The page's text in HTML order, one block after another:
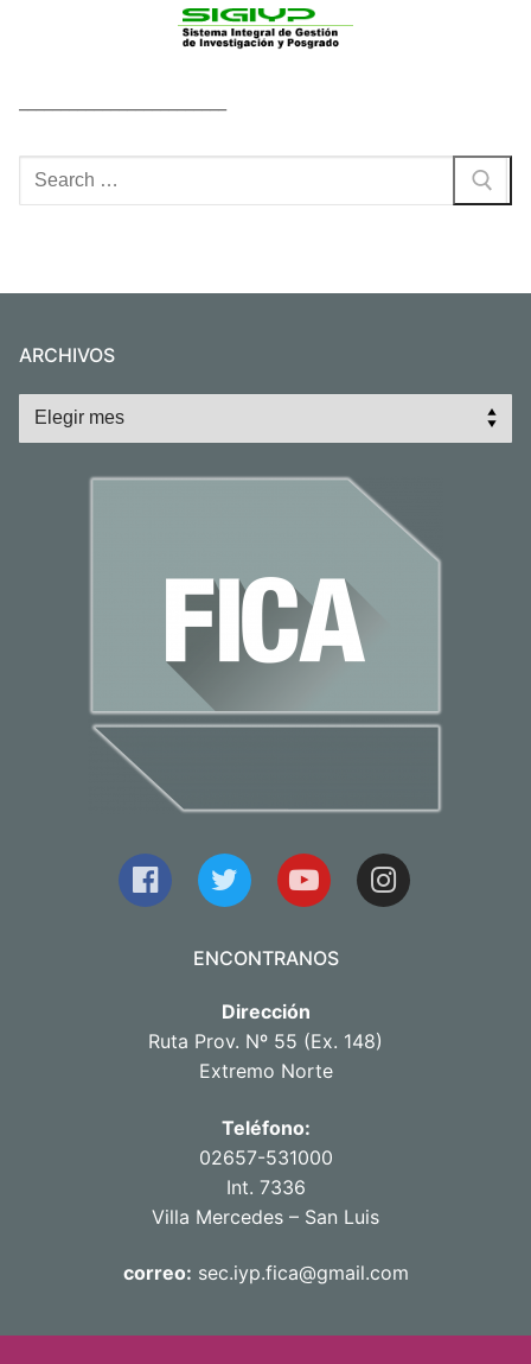
Buscar
por:
ARCHIVOS
Archivos
ENCONTRANOS
Dirección
Ruta Prov. Nº 55 (Ex. 148)
Extremo Norte
Teléfono:
02657-531000
Int. 7336
Villa Mercedes – San Luis
correo: sec.iyp.fica@gmail.com